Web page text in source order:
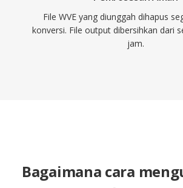
File WVE yang diunggah dihapus
konversi. File output dibersihkan dari
jam.
Bagaimana cara